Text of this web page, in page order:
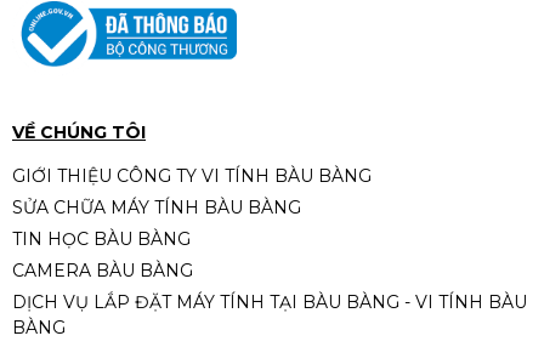
RUY BĂNG MỰC THAY MÁY
EPSON LQ-310
-14%
VỀ CHÚNG TÔI
GIỚI THIỆU CÔNG TY VI TÍNH BÀU BÀNG
SỬA CHỮA MÁY TÍNH BÀU BÀNG
TIN HỌC BÀU BÀNG
CAMERA BÀU BÀNG
DỊCH VỤ LẮP ĐẶT MÁY TÍNH TẠI BÀU BÀNG - VI TÍNH BÀU
BÀNG